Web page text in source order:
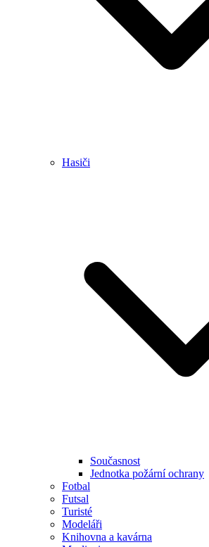
Hasiči
Současnost
Jednotka požární ochrany
Fotbal
Futsal
Turisté
Modeláři
Knihovna a kavárna